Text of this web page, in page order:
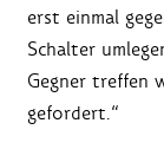
erst einmal
Schalter
Gegner treffen
gefordert.“